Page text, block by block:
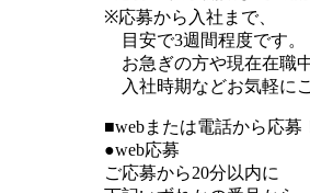
※応募から入社まで、
目安で3週間程度です。
お急ぎの方や現在在職
入社時期などお気軽に
■webまたは電話から応募
●web応募
ご応募から20分以内に